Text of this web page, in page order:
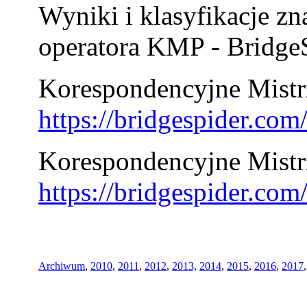
Wyniki i klasyfikacje
operatora KMP -
Korespondencyjne
https://
Korespondencyjne
https://
Archiwum, 2010, 2011 , 2012, 2013, 2014, 2015, 2016, 2017